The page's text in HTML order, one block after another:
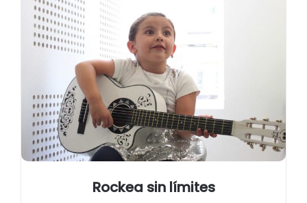
Rockea sin límites